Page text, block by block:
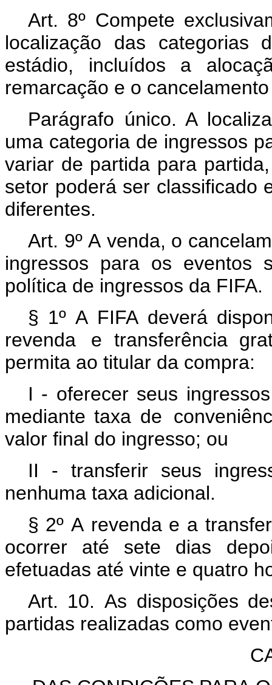
Art. 8º Compete
localização das categorias
estádio, incluídos a
remarcação e o
Parágrafo único. A
uma categoria de ingressos
variar de partida para partida,
setor poderá ser classificado
diferentes.
Art. 9º A venda, o
ingressos
para os eventos
política de ingressos da FIFA.
§ 1º A FIFA deverá
revenda
e transferência
permita ao titular da compra:
I - oferecer seus
mediante taxa de
valor final do ingresso; ou
II -transferir seus
nenhuma taxa adicional.
§ 2º A revenda e a
ocorrer
até sete
dias
efetuadas até vinte e quatro
Art. 10. As disposições
partidas realizadas como